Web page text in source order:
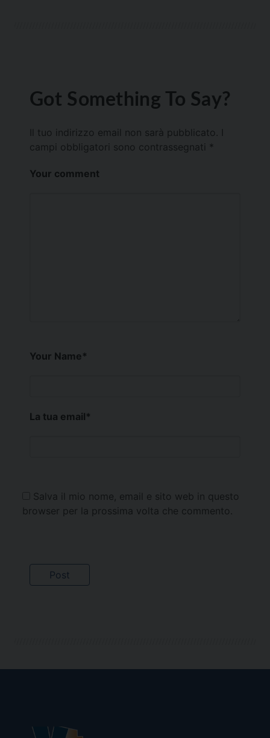
Got Something To Say?
Il tuo indirizzo email non sarà pubblicato.
campi obbligatori sono contrassegnati *
Your comment
Your Name*
La tua email*
Salva il mio nome, email e sito web in questo
browser per la prossima volta che commento.